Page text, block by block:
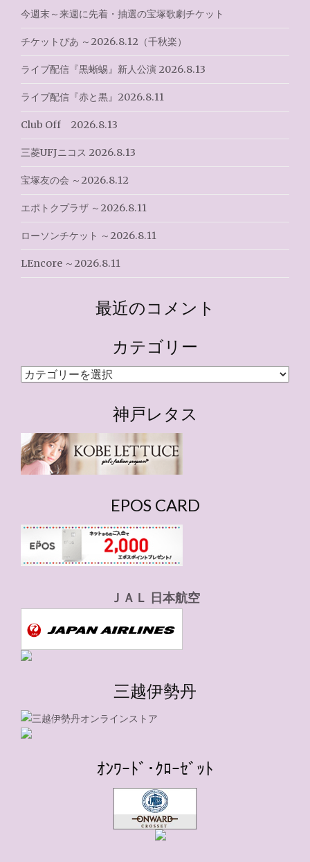
シ
ョ
ン
今週末～来週に先着・抽選の宝塚歌劇チケット
チケットぴあ ～2026.8.12（千秋楽）
ライブ配信『黒蜥蜴』新人公演 2026.8.13
ライブ配信『赤と黒』2026.8.11
Club Off 2026.8.13
三菱UFJニコス 2026.8.13
宝塚友の会 ～2026.8.12
エポトクプラザ ～2026.8.11
ローソンチケット ～2026.8.11
LEncore ～2026.8.11
最近のコメント
カテゴリー
カ
ー
神戸レタス
EPOS CARD
ＪＡＬ 日本航空
三越伊勢丹
ｵﾝﾜｰﾄﾞ･ｸﾛｰｾﾞｯﾄ